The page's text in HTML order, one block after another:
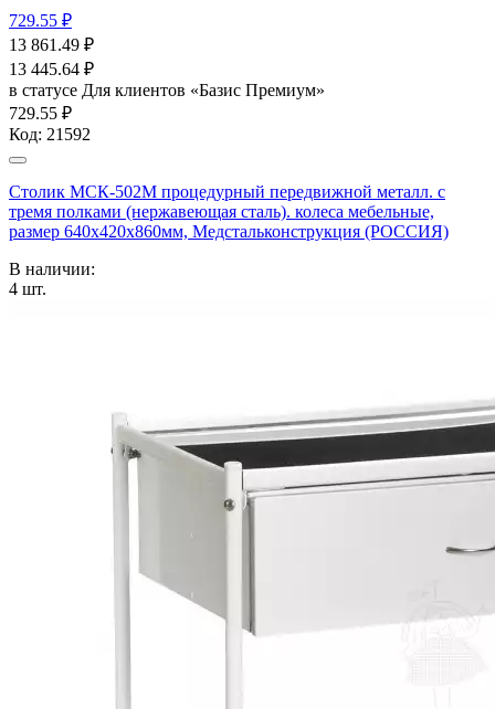
729.55 ₽
13 861.49 ₽
13 445.64 ₽
в статусе Для клиентов «Базис Премиум»
729.55 ₽
Код: 21592
Столик МСК-502М процедурный передвижной металл. с
тремя полками (нержавеющая сталь). колеса мебельные,
размер 640х420х860мм, Медстальконструкция (РОССИЯ)
В наличии:
4 шт.